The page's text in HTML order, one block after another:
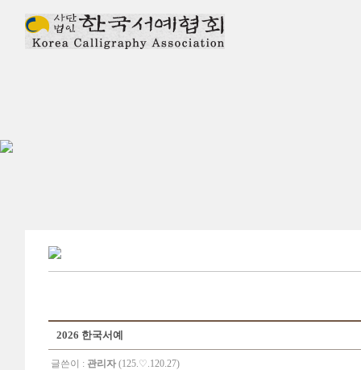
2026 한국서예
글쓴이 : 관리자 (125.♡.120.27)